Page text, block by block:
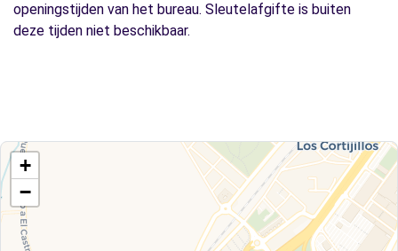
openingstijden van het bureau. Sleutelafgifte is buiten
deze tijden niet beschikbaar.
+
−